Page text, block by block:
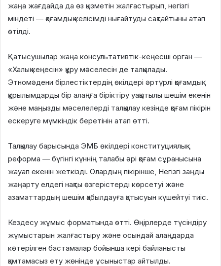
жаңа жағдайда да өз қызметін жалғастырып, негізгі
міндеті — қоғамдық келісімді нығайтуды сақтайтыны атап
өтілді.
Қатысушылар жаңа консультативтік-кеңесші орган —
«Халық кеңесін» құру мәселесін де талқылады.
Этномәдени бірлестіктердің өкілдері әртүрлі қоғамдық
құрылымдарды бір алаңға біріктіру уақытылы шешім екенін
және маңызды мәселелерді талқылау кезінде қоғам пікірін
ескеруге мүмкіндік беретінін атап өтті.
Талқылау барысында ЭМБ өкілдері конституциялық
реформа — бүгінгі күннің талабы әрі қоғам сұранысына
жауап екенін жеткізді. Олардың пікірінше, Негізгі заңды
жаңарту елдегі нақты өзгерістерді көрсетуі және
азаматтардың шешім қабылдауға қатысуын күшейтуі тиіс.
Кездесу жұмыс форматында өтті. Өңірлерде түсіндіру
жұмыстарын жалғастыру және осындай алаңдарда
көтерілген бастамалар бойынша кері байланысты
қамтамасыз ету жөнінде ұсыныстар айтылды.